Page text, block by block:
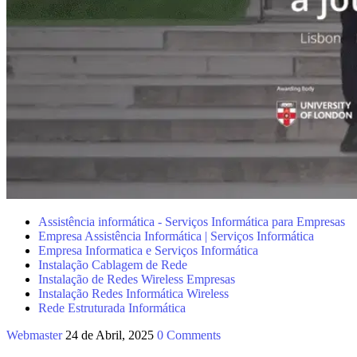
Assistência informática - Serviços Informática para Empresas
Empresa Assistência Informática | Serviços Informática
Empresa Informatica e Serviços Informática
Instalação Cablagem de Rede
Instalação de Redes Wireless Empresas
Instalação Redes Informática Wireless
Rede Estruturada Informática
Webmaster 24 de Abril, 2025 0 Comments